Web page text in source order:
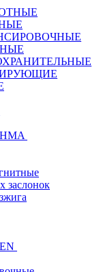
заслонок